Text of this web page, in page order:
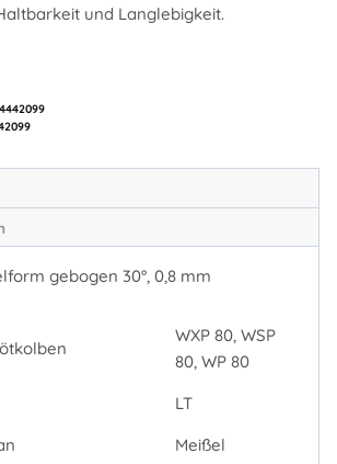
und Langlebigkeit.
gebogen 30°, 0,8 mm
WXP 80, WSP
80, WP 80
LT
Meißel